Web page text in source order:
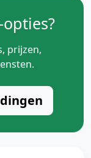
prijzen,